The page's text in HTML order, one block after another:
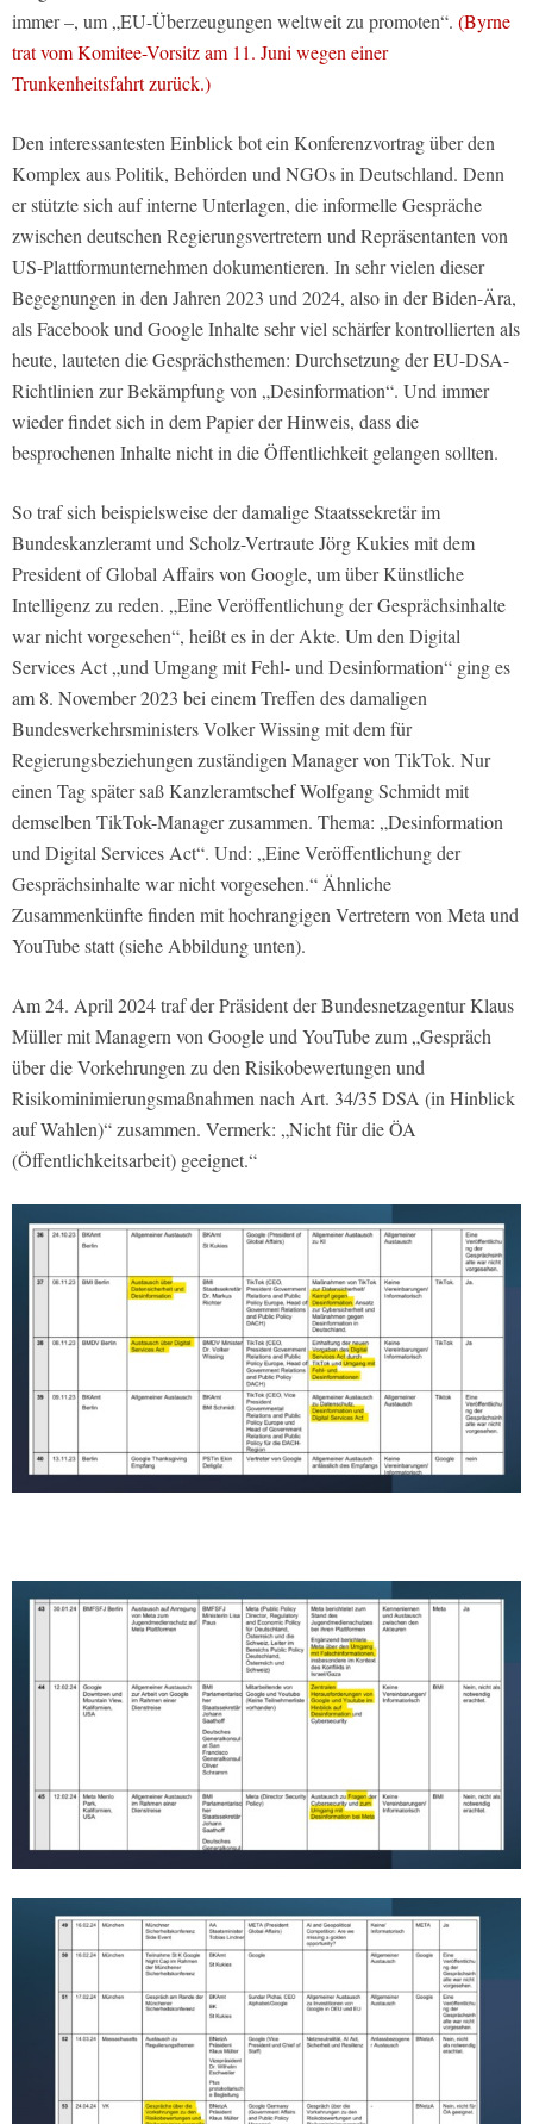
immer –, um „EU-Überzeugungen weltweit zu promoten“. (Byrne
trat vom Komitee-Vorsitz am 11. Juni wegen einer
Trunkenheitsfahrt zurück.)
Den interessantesten Einblick bot ein Konferenzvortrag über den
Komplex aus Politik, Behörden und NGOs in Deutschland. Denn
er stützte sich auf interne Unterlagen, die informelle Gespräche
zwischen deutschen Regierungsvertretern und Repräsentanten von
US-Plattformunternehmen dokumentieren. In sehr vielen dieser
Begegnungen in den Jahren 2023 und 2024, also in der Biden-Ära,
als Facebook und Google Inhalte sehr viel schärfer kontrollierten als
heute, lauteten die Gesprächsthemen: Durchsetzung der EU-DSA-
Richtlinien zur Bekämpfung von „Desinformation“. Und immer
wieder findet sich in dem Papier der Hinweis, dass die
besprochenen Inhalte nicht in die Öffentlichkeit gelangen sollten.
So traf sich beispielsweise der damalige Staatssekretär im
Bundeskanzleramt und Scholz-Vertraute Jörg Kukies mit dem
President of Global Affairs von Google, um über Künstliche
Intelligenz zu reden. „Eine Veröffentlichung der Gesprächsinhalte
war nicht vorgesehen“, heißt es in der Akte. Um den Digital
Services Act „und Umgang mit Fehl- und Desinformation“ ging es
am 8. November 2023 bei einem Treffen des damaligen
Bundesverkehrsministers Volker Wissing mit dem für
Regierungsbeziehungen zuständigen Manager von TikTok. Nur
einen Tag später saß Kanzleramtschef Wolfgang Schmidt mit
demselben TikTok-Manager zusammen. Thema: „Desinformation
und Digital Services Act“. Und: „Eine Veröffentlichung der
Gesprächsinhalte war nicht vorgesehen.“ Ähnliche
Zusammenkünfte finden mit hochrangigen Vertretern von Meta und
YouTube statt (siehe Abbildung unten).
Am 24. April 2024 traf der Präsident der Bundesnetzagentur Klaus
Müller mit Managern von Google und YouTube zum „Gespräch
über die Vorkehrungen zu den Risikobewertungen und
Risikominimierungsmaßnahmen nach Art. 34/35 DSA (in Hinblick
auf Wahlen)“ zusammen. Vermerk: „Nicht für die ÖA
(Öffentlichkeitsarbeit) geeignet.“